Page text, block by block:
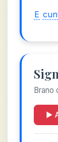
E
Brano
▶